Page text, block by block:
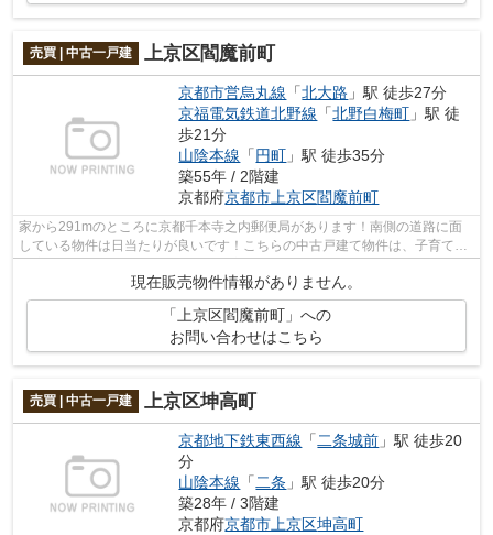
売買 | 中古一戸建 上京区閻魔前町
京都市営烏丸線 「北大路 」駅 徒歩27分
京福電気鉄道北野線 「北野白梅町 」駅 徒
歩21分
山陰本線 「円町 」駅 徒歩35分
築55年 / 2階建
京都府京都市上京区閻魔前町
家から291mのところに京都千本寺之内郵便局があります！南側の道路に面
している物件は日当たりが良いです！こちらの中古戸建て物件は、子育ての
環境としてもうってつけです！不動産を...
現在販売物件情報がありません。
「上京区閻魔前町」への
お問い合わせはこちら
売買 | 中古一戸建 上京区坤高町
京都地下鉄東西線 「 二条城前 」駅 徒歩20
分
山陰本線 「 二条 」駅 徒歩20分
築28年 / 3階建
京都府京都市上京区坤高町